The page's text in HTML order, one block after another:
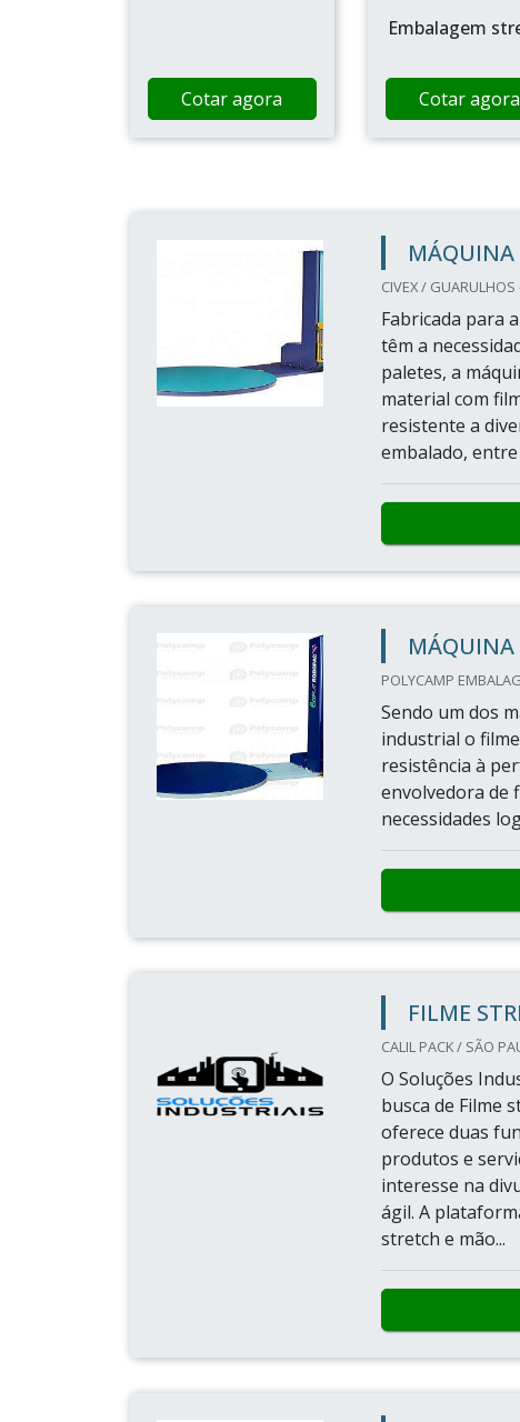
Cotar agora
Embalagem
Cotar agora
MÁQUINA
CIVEX / GUARULHOS
Fabricada para
têm a
paletes, a
material com
resistente a
embalado, entre
MÁQUINA
POLYCAMP
Sendo um dos
industrial o
resistência à
envolvedora de
necessidades
FILME
CALIL PACK / SÃO
O Soluções
busca de Filme
oferece duas
produtos e
interesse na
ágil. A
stretch e mão...